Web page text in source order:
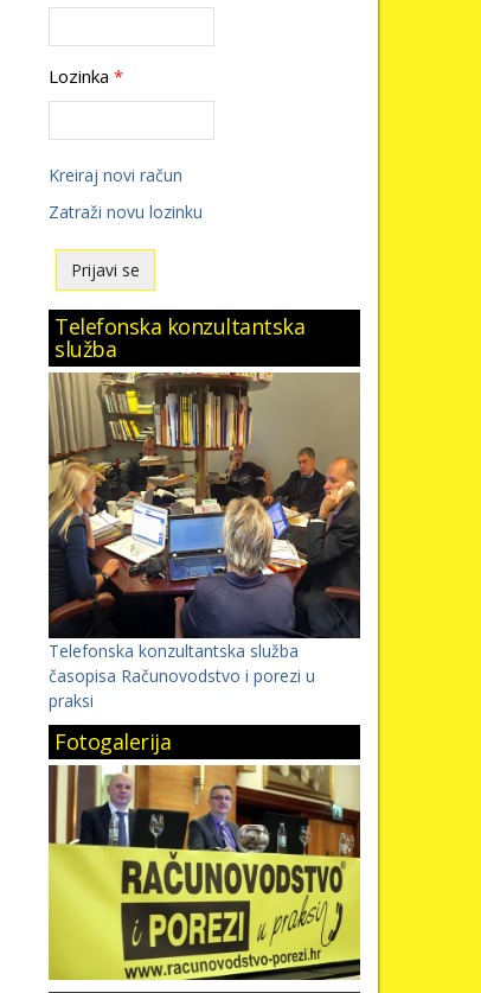
Lozinka*
Kreiraj novi račun
Zatraži novu lozinku
Telefonska konzultantska
služba
Telefonska konzultantska služba
časopisa Računovodstvo i porezi u
praksi
Fotogalerija